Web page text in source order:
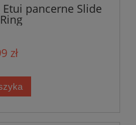
pancerne Slide
zł